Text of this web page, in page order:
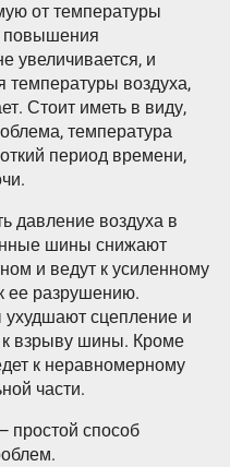
от температуры
повышения
увеличивается, и
температуры воздуха,
Стоит иметь в виду,
температура
период времени,
давление воздуха в
шины снижают
и ведут к усиленному
ее разрушению.
сцепление и
к взрыву шины. Кроме
к неравномерному
части.
простой способ